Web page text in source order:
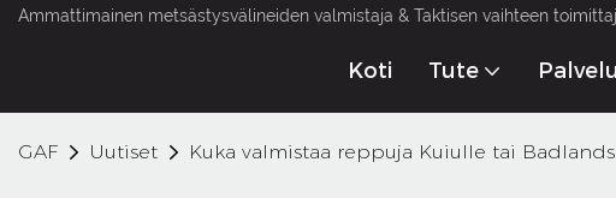
Ammattimainen metsästysvälineiden valmistaja & Taktisen vaihteen
Koti Tute Palvelu
GAF Uutiset Kuka valmistaa reppuja Kuiulle tai